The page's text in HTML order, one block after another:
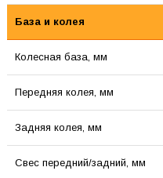
База и колея
Колесная база, мм
Передняя колея, мм
Задняя колея, мм
Свес передний/задний, мм